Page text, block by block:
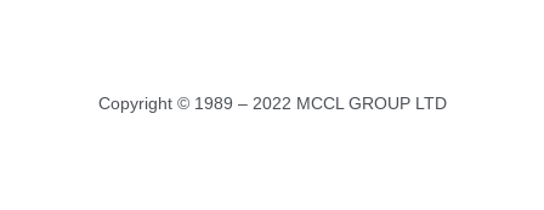
Copyright © 1989 – 2022 MCCL GROUP LTD